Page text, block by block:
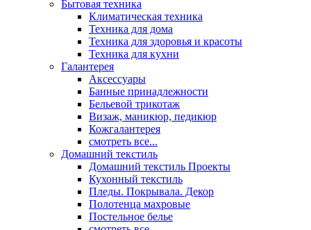
Бытовая техника
Климатическая техника
Техника для дома
Техника для здоровья и красоты
Техника для кухни
Галантерея
Аксессуары
Банные принадлежности
Бельевой трикотаж
Визаж, маникюр, педикюр
Кожгалантерея
смотреть все...
Домашний текстиль
Домашний текстиль Проекты
Кухонный текстиль
Пледы. Покрывала. Декор
Полотенца махровые
Постельное белье